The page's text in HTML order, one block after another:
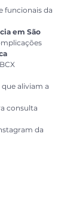
funcionais da
em São
aliviam a
consulta
da